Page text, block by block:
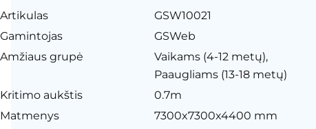
Artikulas
GSW10021
Gamintojas
GSWeb
Amžiaus grupė
Vaikams (4-12 metų),
Paaugliams (13-18 metų)
Kritimo aukštis
0.7m
Matmenys
7300x7300x4400 mm